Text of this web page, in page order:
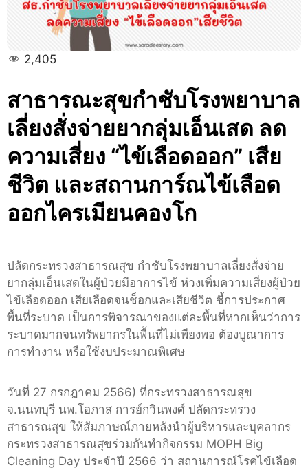
เอ็น
เสด
ลด
“ไข้
เลือด
ออก”
เสีย
ชีวิต
2,405
สาธารณะสุขกำชับโรงพยาบาล
เลี่ยงสั่งจ่ายยากลุ่มเอ็นเสด ลด
ความเสี่ยง “ไข้เลือดออก” เสีย
ชีวิต และสถานการ์ณไข้เลือด
ออกไครเมียนคองโก
ปลัดกระทรวงสาธารณสุข กำชับโรงพยาบาลเลี่ยงสั่งจ่าย
ยากลุ่มเอ็นเสดในผู้ป่วยมีอาการไข้ ห่วงเพิ่มความเสี่ยงผู้ป่วย
ไข้เลือดออก เสียเลือดจนช็อกและเสียชีวิต ชี้การประกาศ
พื้นที่ระบาด เป็นการพิจารณาของแต่ละพื้นที่หากเห็นว่าการ
ระบาดมากจนทรัพยากรในพื้นที่ไม่เพียงพอ ต้องบูณาการ
การทำงาน หรือใช้งบประมาณพิเศษ
วันที่ 27 กรกฎาคม 2566) ที่กระทรวงสาธารณสุข
จ.นนทบุรี นพ.โอภาส การย์กวินพงศ์ ปลัดกระทรวง
สาธารณสุข ให้สัมภาษณ์ภายหลังนำผู้บริหารและบุคลากร
กระทรวงสาธารณสุขร่วมกันทำกิจกรรม MOPH Big
Cleaning Day ประจำปี 2566 ว่า สถานการณ์โรคไข้เลือด